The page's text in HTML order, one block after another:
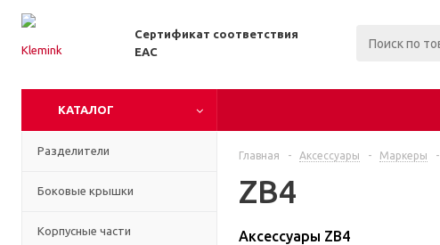
Сертификат соответствия
EAC
КАТАЛОГ
Разделители
Боковые крышки
Корпусные части
Главная - Аксессуары - Маркеры -
ZB4
Аксессуары ZB4